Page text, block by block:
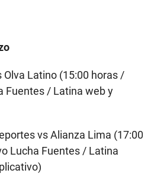
Latino (15:00 horas /
Fuentes / Latina web y
vs Alianza Lima (17:00
Lucha Fuentes / Latina